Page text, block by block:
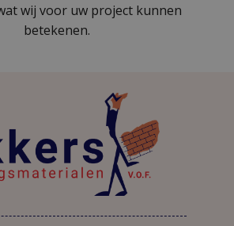
wij voor uw project kunnen
betekenen.